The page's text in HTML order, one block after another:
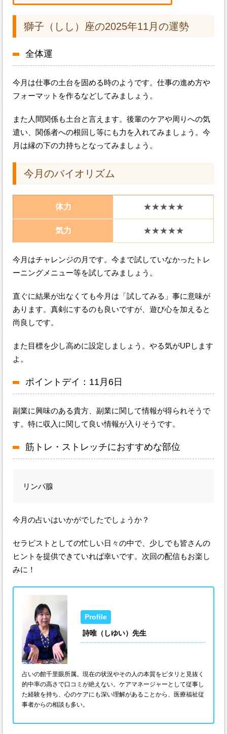
獅子（しし）座の2025年11月の運勢
全体運
今月は仕事の土台を固める時のようです。仕事の進め方や
フォーマットを作るなどしてみましょう。
また人間関係も土台と言えます。後輩のケアや周りへの気
遣い、関係者への根回し等にも力を入れてみましょう。今
月は縁の下の力持ちとなってみましょう。
今月のバイオリズム
体力 ★★★★★
気力 ★★★★★
今月はチャレンジの月です。今まで試していなかったトレ
ーニングメニュー等を試してみましょう。
直ぐに結果が出なくても今月は「試してみる」事に意味が
あります。真剣にするのも良いですが、遊び心を加えると
尚良しです。
また目標を少し高めに設定しましょう。やる気がUPします
よ。
ポイントデイ：11月6日
副業に興味のある貴方、副業に関して情報が得られそうで
す。特に収入に関して良い情報が入りそうです。
筋トレ・ストレッチにおすすめな部位
リンパ腺
今月の占いはいかがでしたでしょうか？
セラピストとしての忙しい日々の中で、少しでも皆さんの
ヒントを提供できていれば幸いです。次回の配信もお楽し
みに！
詩唯（しゆい）先生
占いの館千里眼所属。現在の状況やその人の本質をピタリと見抜く
的中率の高さで口コミが絶えない。ケアマネージャーとして従事し
た経験を持ち、心のケアにも深い理解があることから、医療福祉従
事者からの相談も多い。